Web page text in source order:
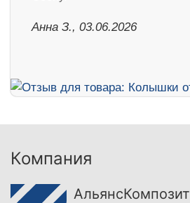
Анна З., 03.06.2026
Компания
АльянсКомпозит